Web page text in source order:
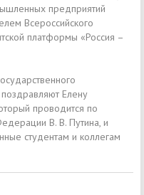
предприятий
Всероссийского
платформы «Россия –
поздравляют Елену
проводится по
В. В. Путина, и
студентам и коллегам